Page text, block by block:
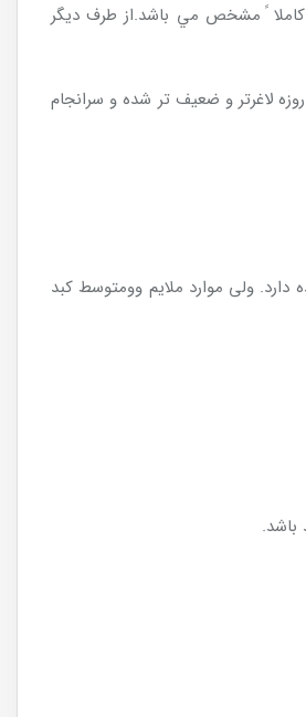
كاملا ً مشخص مي باشد.از طرف ديگر
لاغرتر و ضعيف تر شده و سرانجام
ولی موارد ملایم وومتوسط کبد
باشد.